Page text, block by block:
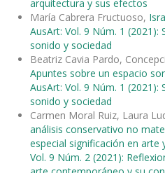
arquitectura y sus efectos
María Cabrera Fructuoso,
AusArt: Vol. 9 Núm. 1 (2021):
sonido y sociedad
Beatriz Cavia Pardo,
Apuntes sobre un espacio
AusArt: Vol. 9 Núm. 1 (2021):
sonido y sociedad
Carmen Moral Ruiz, Laura
análisis conservativo no
especial significación en arte
Vol. 9 Núm. 2 (2021):